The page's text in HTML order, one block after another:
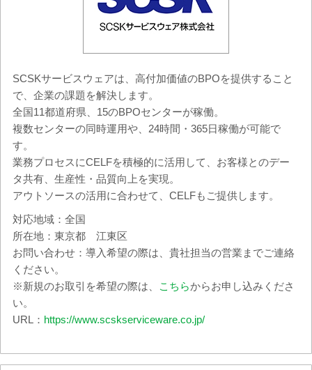
SCSKサービスウェアは、高付加価値のBPOを提供すること
で、企業の課題を解決します。
全国11都道府県、15のBPOセンターが稼働。
複数センターの同時運用や、24時間・365日稼働が可能で
す。
業務プロセスにCELFを積極的に活用して、お客様とのデー
タ共有、生産性・品質向上を実現。
アウトソースの活用に合わせて、CELFもご提供します。
対応地域：全国
所在地：東京都 江東区
お問い合わせ：導入希望の際は、貴社担当の営業までご連絡
ください。
※新規のお取引を希望の際は、
こちらからお申し込みくださ
い。
URL： https://www.scskserviceware.co.jp/